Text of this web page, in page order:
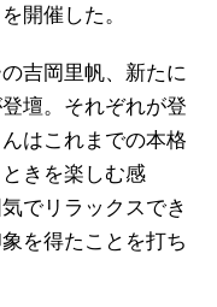
開催した。
吉岡里帆、新たに
壇。それぞれが登
はこれまでの本格
きを楽しむ感
でリラックスでき
を得たことを打ち